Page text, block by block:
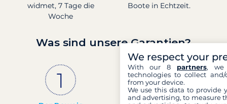
widmet, 7 Tage die
Woche
Boote in Echtzeit.
Was sind unsere Garantien?
We respect your
With our 8 partners, we
technologies to collect
from your device.
We use this data to provide
and advertising, to measure